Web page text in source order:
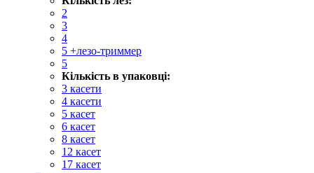
2
3
4
5 +лезо-триммер
5
Кількість в упаковці:
3 касети
4 касети
5 касет
6 касет
8 касет
12 касет
17 касет